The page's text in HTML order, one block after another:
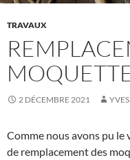
TRAVAUX
2 DÉCEMBRE 2021
Comme nous avons pu le
de remplacement des